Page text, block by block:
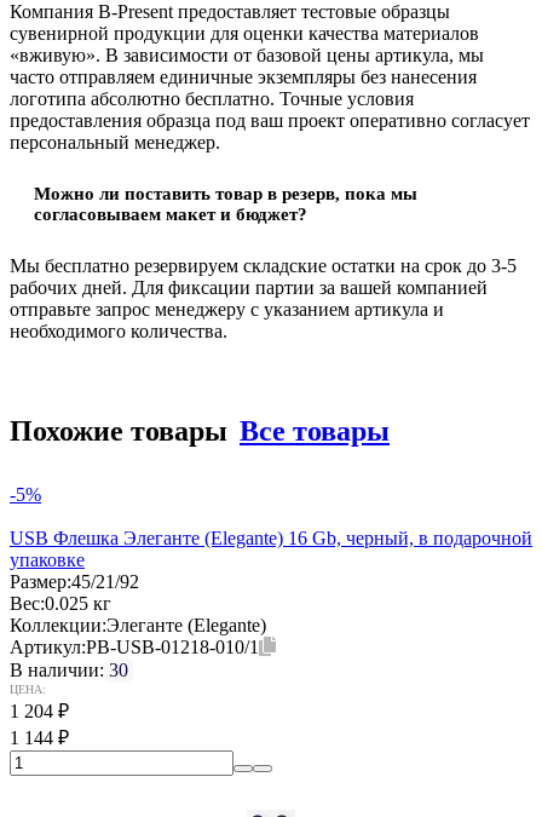
Компания B-Present предоставляет тестовые образцы
сувенирной продукции для оценки качества материалов
«вживую». В зависимости от базовой цены артикула, мы
часто отправляем единичные экземпляры без нанесения
логотипа абсолютно бесплатно. Точные условия
предоставления образца под ваш проект оперативно согласует
персональный менеджер.
Можно ли поставить товар в резерв, пока мы
согласовываем макет и бюджет?
Мы бесплатно резервируем складские остатки на срок до 3-5
рабочих дней. Для фиксации партии за вашей компанией
отправьте запрос менеджеру с указанием артикула и
необходимого количества.
Похожие товары Все товары
-5%
USB Флешка Элеганте (Elegante) 16 Gb, черный, в подарочной
упаковке
Размер:45/21/92
Вес:0.025 кг
Коллекции:Элеганте (Elegante)
Артикул:PB-USB-01218-010/1
В наличии: 30
ЦЕНА:
1 204 ₽
1 144 ₽